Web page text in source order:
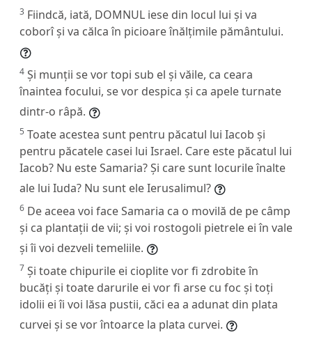
3 Fiindcă, iată, DOMNUL iese din locul lui și va
coborî și va călca în picioare înălțimile pământului.
4 Și munții se vor topi sub el și văile, ca ceara
înaintea focului, se vor despica și ca apele turnate
dintr-o râpă.
5 Toate acestea sunt pentru păcatul lui Iacob și
pentru păcatele casei lui Israel. Care este păcatul lui
Iacob? Nu este Samaria? Și care sunt locurile înalte
ale lui Iuda? Nu sunt ele Ierusalimul?
6 De aceea voi face Samaria ca o movilă de pe câmp
și ca plantații de vii; și voi rostogoli pietrele ei în vale
și îi voi dezveli temeliile.
7 Și toate chipurile ei cioplite vor fi zdrobite în
bucăți și toate darurile ei vor fi arse cu foc și toți
idolii ei îi voi lăsa pustii, căci ea a adunat din plata
curvei și se vor întoarce la plata curvei.